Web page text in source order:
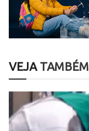
VEJATAMBÉM